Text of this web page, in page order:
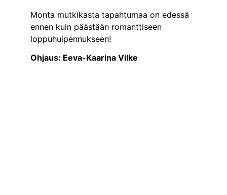
Monta mutkikasta tapahtumaa on edessä
ennen kuin päästään romanttiseen
loppuhuipennukseen!
Ohjaus: Eeva-Kaarina Vilke